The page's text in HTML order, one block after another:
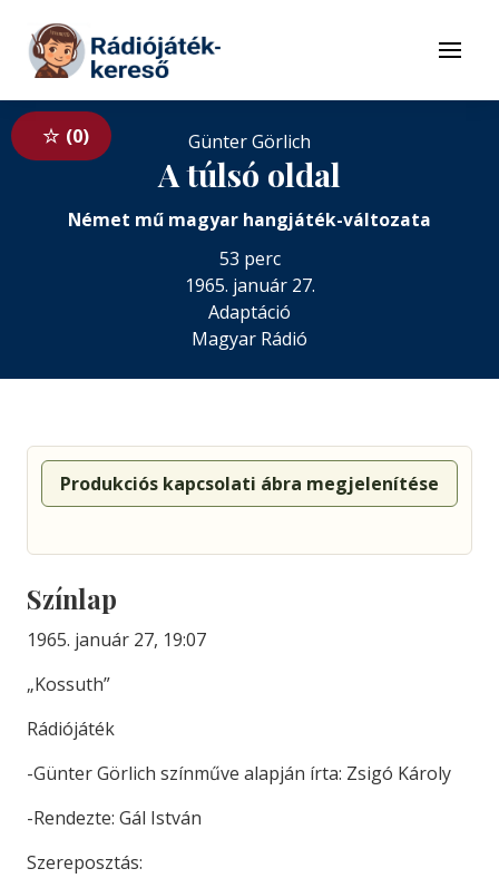
Tovább a tartalomhoz
Menü
0 Günter Görlich
A túlsó oldal
Német mű magyar hangjáték-változata
53 perc
1965. január 27.
Adaptáció
Magyar Rádió
Produkciós kapcsolati ábra megjelenítése
Színlap
1965. január 27, 19:07
„Kossuth”
Rádiójáték
-Günter Görlich színműve alapján írta: Zsigó Károly
-Rendezte: Gál István
Szereposztás: